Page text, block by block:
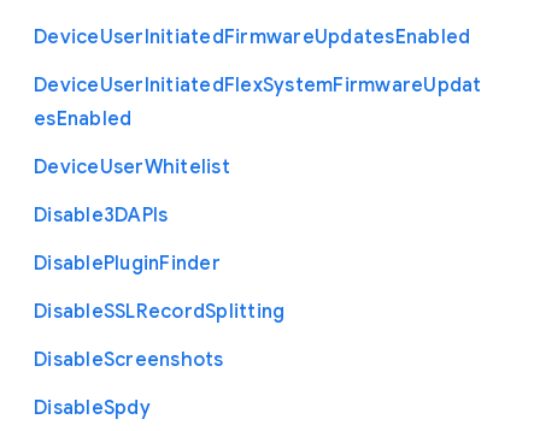
DeviceUserInitiatedFirmwareUpdatesEnabled
DeviceUserInitiatedFlexSystemFirmwareUpdat
esEnabled
DeviceUserWhitelist
Disable3DAPIs
DisablePluginFinder
DisableSSLRecordSplitting
DisableScreenshots
DisableSpdy